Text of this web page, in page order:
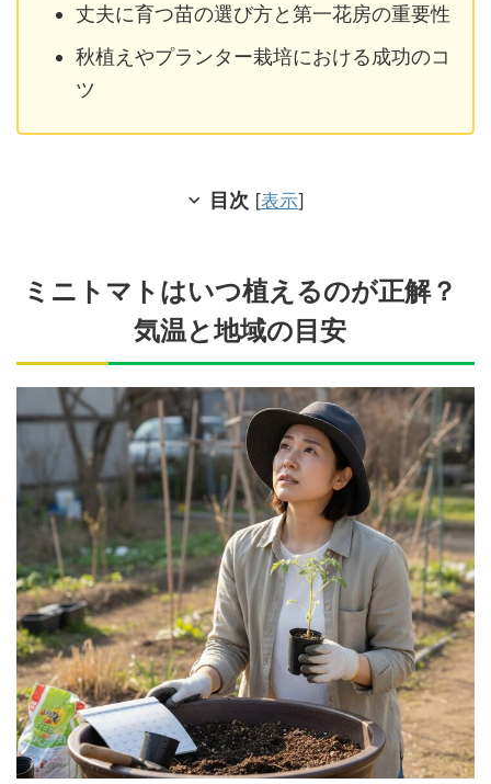
丈夫に育つ苗の選び方と第一花房の重要性
秋植えやプランター栽培における成功のコ
ツ
目次 [表示]
ミニトマトはいつ植えるのが正解？
気温と地域の目安